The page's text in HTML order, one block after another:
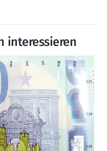
interessieren